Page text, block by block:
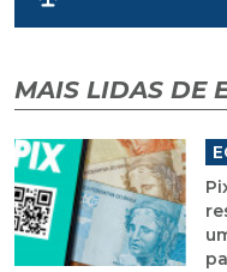
MAIS LIDAS DE